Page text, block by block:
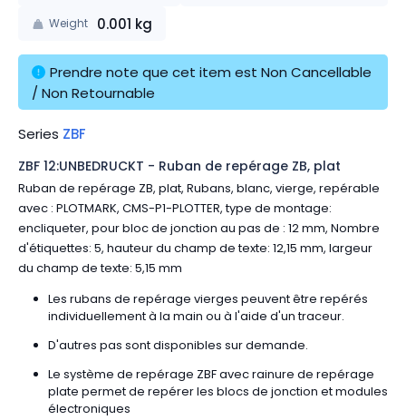
Weight 0.001 kg
Prendre note que cet item est Non Cancellable
/ Non Retournable
Series ZBF
ZBF 12:UNBEDRUCKT - Ruban de repérage ZB, plat
Ruban de repérage ZB, plat, Rubans, blanc, vierge, repérable
avec : PLOTMARK, CMS-P1-PLOTTER, type de montage:
encliqueter, pour bloc de jonction au pas de : 12 mm, Nombre
d'étiquettes: 5, hauteur du champ de texte: 12,15 mm, largeur
du champ de texte: 5,15 mm
Les rubans de repérage vierges peuvent être repérés
individuellement à la main ou à l'aide d'un traceur.
D'autres pas sont disponibles sur demande.
Le système de repérage ZBF avec rainure de repérage
plate permet de repérer les blocs de jonction et modules
électroniques